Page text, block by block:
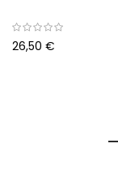
26,50 €